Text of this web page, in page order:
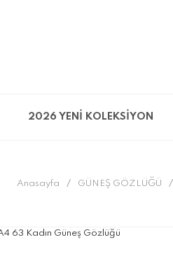
2026 YENİ KOLEKSİYON
Anasayfa GÜNEŞ GÖZLÜĞÜ